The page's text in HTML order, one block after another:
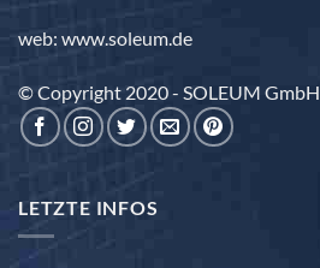
web: www.soleum.de
© Copyright 2020 - SOLEUM GmbH
LETZTE INFOS